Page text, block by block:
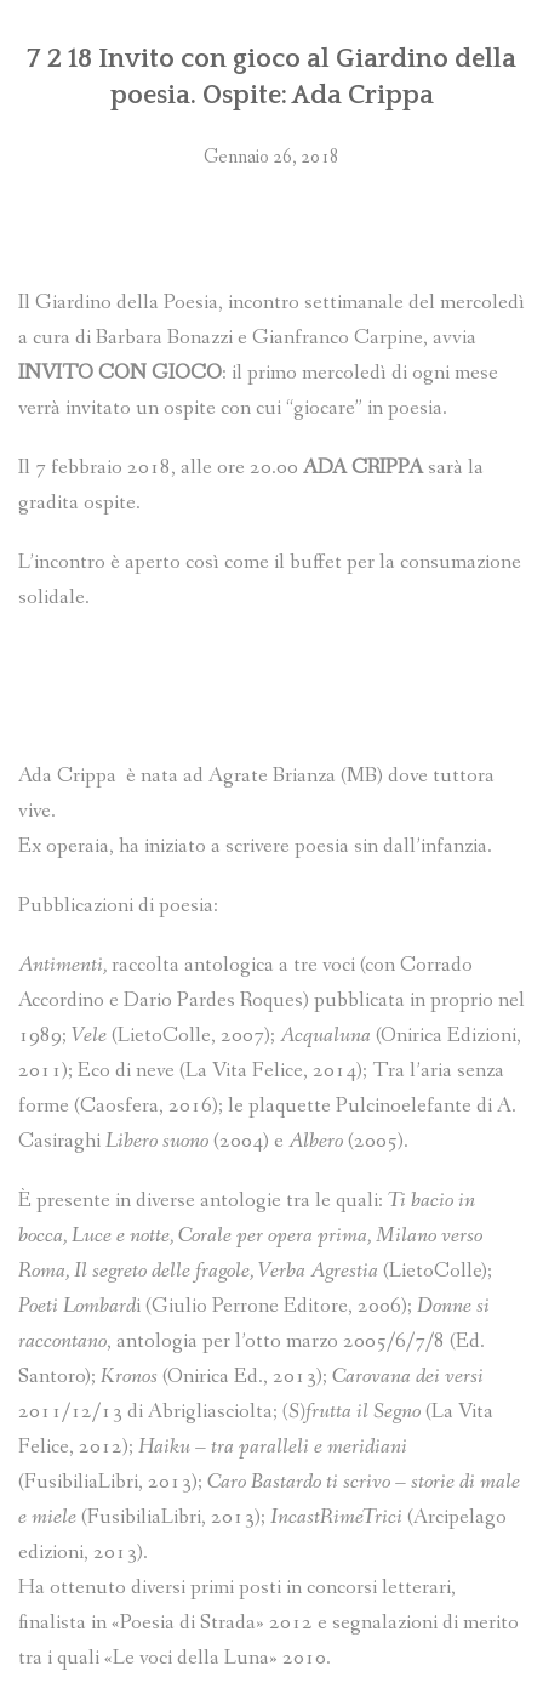
7 2 18 Invito con gioco al Giardino della
poesia. Ospite: Ada Crippa
Gennaio 26, 2018
Il Giardino della Poesia, incontro settimanale del mercoledì
a cura di Barbara Bonazzi e Gianfranco Carpine, avvia
INVITO CON GIOCO: il primo mercoledì di ogni mese
verrà invitato un ospite con cui “giocare” in poesia.
Il 7 febbraio 2018, alle ore 20.00 ADA CRIPPAsarà la
gradita ospite.
L’incontro è aperto così come il buffet per la consumazione
solidale.
Ada Crippa è nata ad Agrate Brianza (MB) dove tuttora
vive.
Ex operaia, ha iniziato a scrivere poesia sin dall’infanzia.
Pubblicazioni di poesia:
Antimenti,raccolta antologica a tre voci (con Corrado
Accordino e Dario Pardes Roques) pubblicata in proprio nel
1989; Vele(LietoColle, 2007); Acqualuna (Onirica Edizioni,
2011); Eco di neve (La Vita Felice, 2014); Tra l’aria senza
forme (Caosfera, 2016); le plaquette Pulcinoelefante di A.
CasiraghiLibero suono(2004) e Albero(2005).
È presente in diverse antologie tra le quali: Ti bacio in
bocca, Luce e notte, Corale per opera prima, Milano verso
Roma, Il segreto delle fragole, Verba Agrestia (LietoColle);
Poeti Lombardi (Giulio Perrone Editore, 2006); Donne si
raccontano, antologia per l’otto marzo 2005/6/7/8 (Ed.
Santoro); Kronos (Onirica Ed., 2013); Carovana dei versi
2011/12/13 di Abrigliasciolta; (S)frutta il Segno(La Vita
Felice, 2012); Haiku – tra paralleli e meridiani
(FusibiliaLibri, 2013); Caro Bastardo ti scrivo – storie di male
e miele(FusibiliaLibri, 2013); IncastRimeTrici (Arcipelago
edizioni, 2013).
Ha ottenuto diversi primi posti in concorsi letterari,
finalista in «Poesia di Strada» 2012 e segnalazioni di merito
tra i quali «Le voci della Luna» 2010.